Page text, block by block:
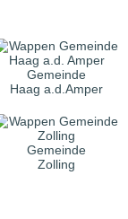
Gemeinde
Haag a.d.Amper
Gemeinde
Zolling